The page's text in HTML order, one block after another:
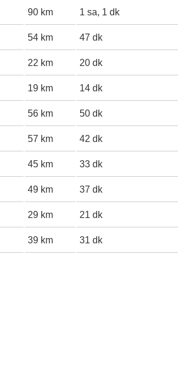
90 km 1 sa, 1 dk
54 km 47 dk
22 km 20 dk
19 km 14 dk
56 km 50 dk
57 km 42 dk
45 km 33 dk
49 km 37 dk
29 km 21 dk
39 km 31 dk